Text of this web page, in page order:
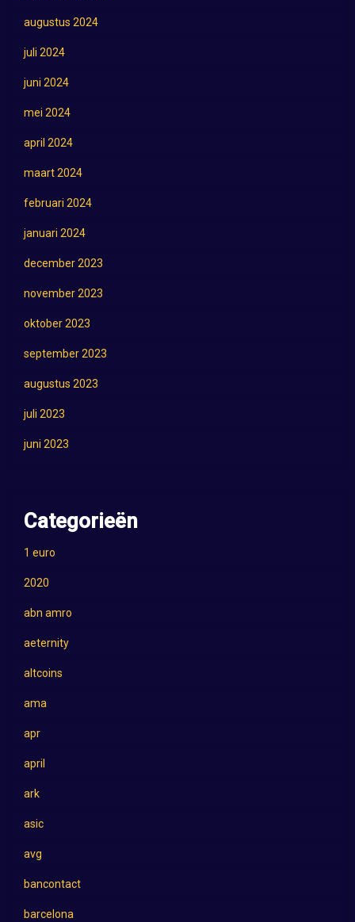
augustus 2024
juli 2024
juni 2024
mei 2024
april 2024
maart 2024
februari 2024
januari 2024
december 2023
november 2023
oktober 2023
september 2023
augustus 2023
juli 2023
juni 2023
Categorieën
1 euro
2020
abn amro
aeternity
altcoins
ama
apr
april
ark
asic
avg
bancontact
barcelona